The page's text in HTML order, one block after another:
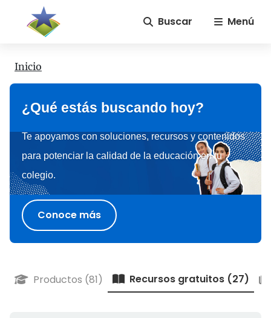
Buscar Menú
Inicio
¿Qué estás buscando hoy?
Te apoyamos con soluciones, recursos y contenidos
para potenciar la calidad de la educación en tu
colegio.
Conoce más
Productos (81) Recursos gratuitos (27)